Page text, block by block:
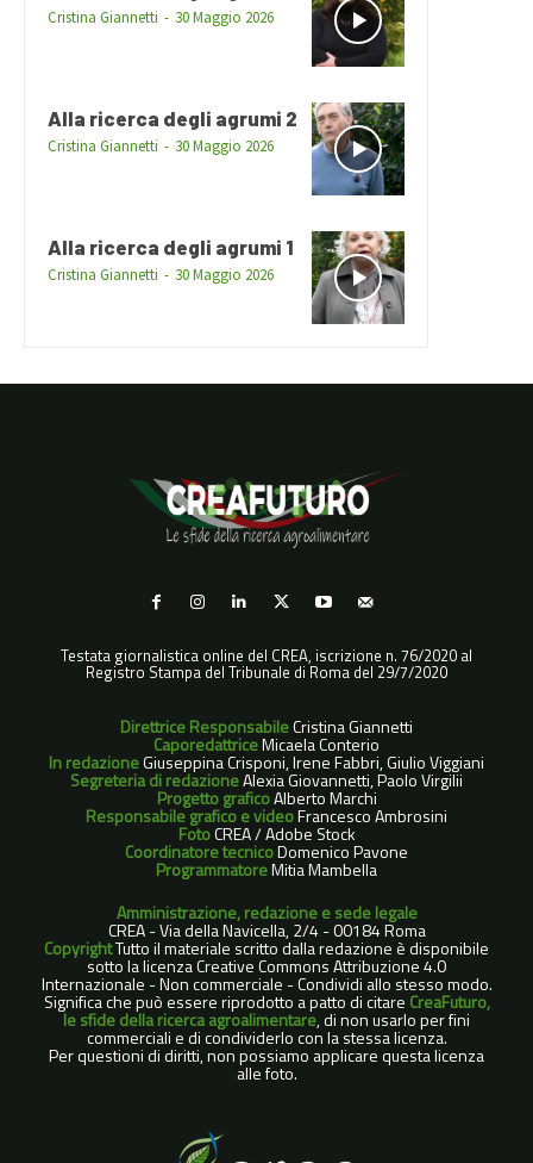
Cristina Giannetti - 30 Maggio 2026
Alla ricerca degli agrumi 2
Cristina Giannetti - 30 Maggio 2026
Alla ricerca degli agrumi 1
Cristina Giannetti - 30 Maggio 2026
Testata giornalistica online del CREA, iscrizione n. 76/2020 al
Registro Stampa del Tribunale di Roma del 29/7/2020
Direttrice ResponsabileCristina Giannetti
CaporedattriceMicaela Conterio
In redazioneGiuseppina Crisponi, Irene Fabbri, Giulio Viggiani
Segreteria di redazioneAlexia Giovannetti, Paolo Virgilii
Progetto graficoAlberto Marchi
Responsabile grafico e videoFrancesco Ambrosini
FotoCREA / Adobe Stock
Coordinatore tecnicoDomenico Pavone
ProgrammatoreMitia Mambella
Amministrazione, redazione e sede legale
CREA - Via della Navicella, 2/4 - 00184 Roma
CopyrightTutto il materiale scritto dalla redazione è disponibile
sotto la licenza Creative Commons Attribuzione 4.0
Internazionale - Non commerciale - Condividi allo stesso modo.
Significa che può essere riprodotto a patto di citare CreaFuturo,
le sfide della ricerca agroalimentare, di non usarlo per fini
commerciali e di condividerlo con la stessa licenza.
Per questioni di diritti, non possiamo applicare questa licenza
alle foto.